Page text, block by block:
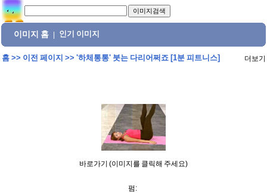
이미지 홈 인기 이미지
홈>> 이전 페이지 >> '하체통통' 붓는 다리어쩌죠 [1분 피트니스] 더보기
바로가기 (이미지를 클릭해 주세요)
펌: